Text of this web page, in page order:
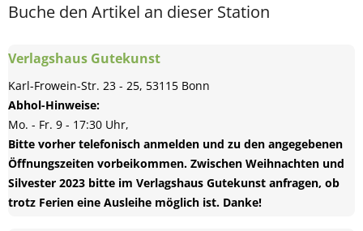
Buche den Artikel an dieser Station
Verlagshaus Gutekunst
Karl-Frowein-Str. 23 - 25, 53115 Bonn
Abhol-Hinweise:
Bitte vorher telefonisch anmelden und zu den angegebenen
Öffnungszeiten vorbeikommen. Zwischen Weihnachten und
Silvester 2023 bitte im Verlagshaus Gutekunst anfragen, ob
trotz Ferien eine Ausleihe möglich ist. Danke!